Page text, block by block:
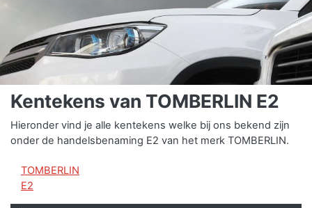
Kentekens van TOMBERLIN E2
Hieronder vind je alle kentekens welke bij ons bekend zijn
onder de handelsbenaming E2 van het merk TOMBERLIN.
TOMBERLIN
E2